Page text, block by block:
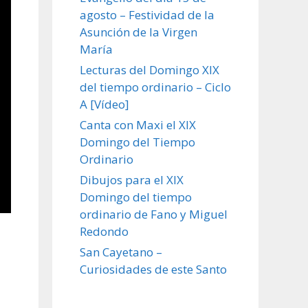
agosto – Festividad de la
Asunción de la Virgen
María
Lecturas del Domingo XIX
del tiempo ordinario – Ciclo
A [Vídeo]
Canta con Maxi el XIX
Domingo del Tiempo
Ordinario
Dibujos para el XIX
Domingo del tiempo
ordinario de Fano y Miguel
Redondo
San Cayetano –
Curiosidades de este Santo